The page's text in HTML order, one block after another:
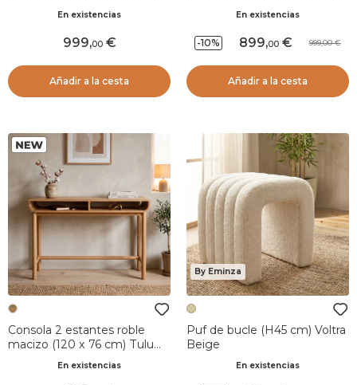
En existencias
999,00
Añadir a la cesta
En existencias
-10% 899,00 999,00
Añadir a la cesta
Consola 2 estantes roble
macizo (120 x 76 cm) Tulum
En existencias
By Eminza
Puf de bucle (H45 cm) Voltra
Beige
En existencias